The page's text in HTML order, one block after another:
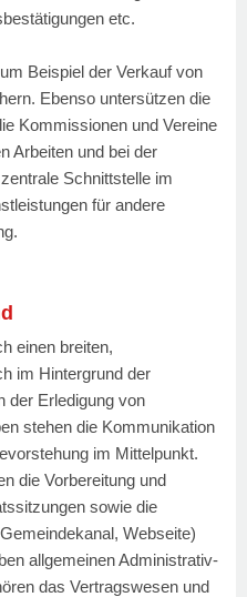
etc.
Beispiel der Verkauf von
Ebenso untersützen die
Kommissionen und Vereine
Arbeiten und bei der
Schnittstelle im
für andere
einen breiten,
im Hintergrund der
der Erledigung von
stehen die Kommunikation
im Mittelpunkt.
die Vorbereitung und
sowie die
Webseite)
allgemeinen Administrativ-
das Vertragswesen und